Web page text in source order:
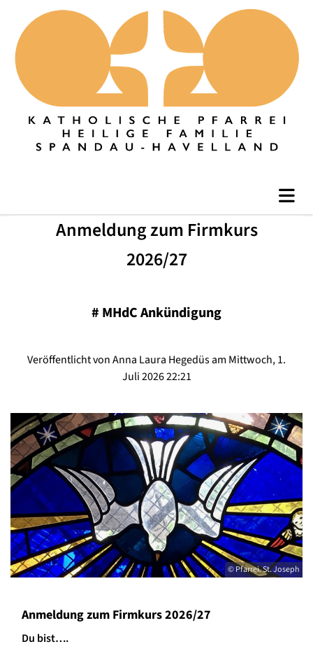
Anmeldung zum Firmkurs
2026/27
# MHdC Ankündigung
Veröffentlicht von Anna Laura Hegedüs am Mittwoch, 1.
Juli 2026 22:21
© Pfarrei. St. Joseph
Anmeldung zum Firmkurs 2026/27
Du bist….